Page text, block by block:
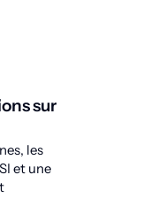
sur
les
et une